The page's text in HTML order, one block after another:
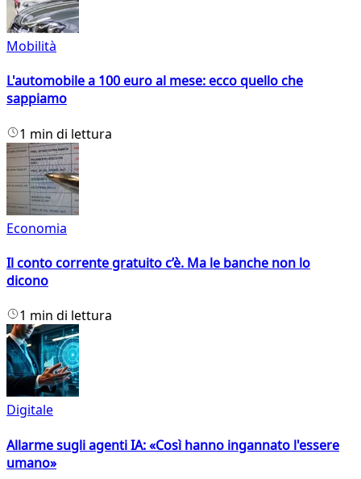
Mobilità
L'automobile a 100 euro al mese: ecco quello che
sappiamo
1 min di lettura
Economia
Il conto corrente gratuito c’è. Ma le banche non lo
dicono
1 min di lettura
Digitale
Allarme sugli agenti IA: «Così hanno ingannato l'essere
umano»